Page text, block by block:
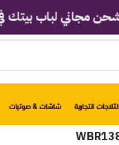
التجارية شاشات & صوتيات
لباب بيتك في جميع